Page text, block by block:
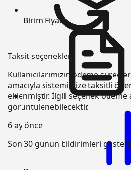
Taksit seçenekleri
Kullanıcılarımızın ödeme
amacıyla sistemimize taksitli
eklenmiştir. İlgili seçenek ödeme
görüntülenebilecektir.
6 ay önce
Son 30 günün bildirimleri
Birim Fiyatı